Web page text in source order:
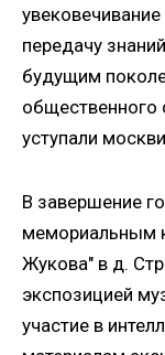
передачу
будущим
общественного
уступали
В завершение
мемориальным
Жукова" в д.
экспозицией
участие в